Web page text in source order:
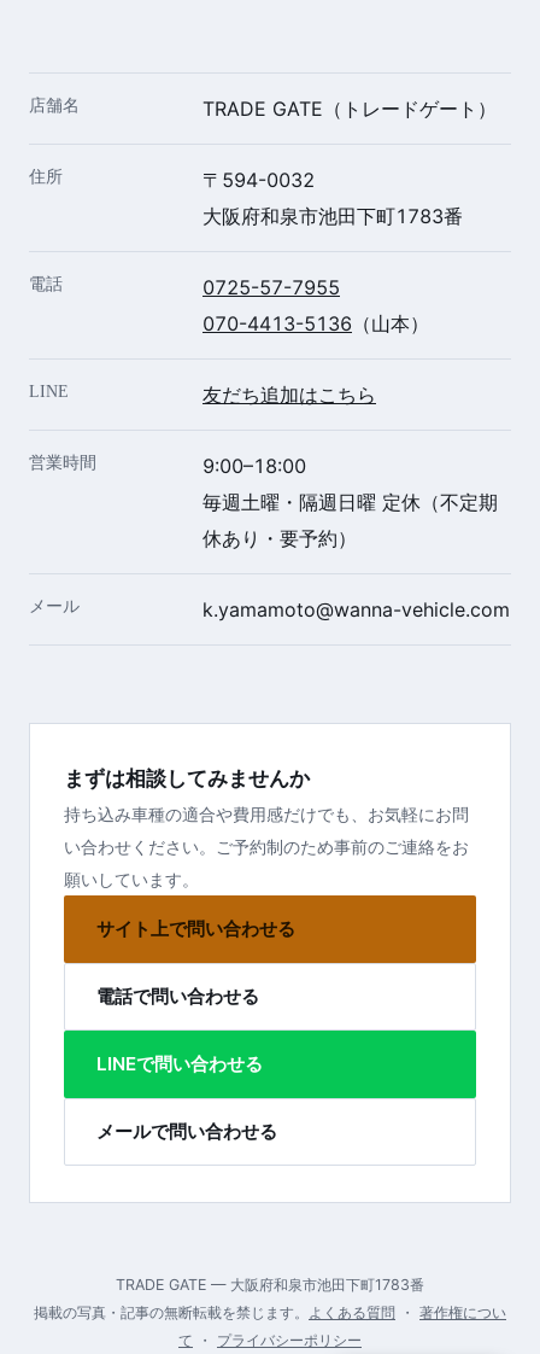
店舗名 TRADE GATE（トレードゲート）
住所
〒594-0032
大阪府和泉市池田下町1783番
電話
0725-57-7955
070-4413-5136 （山本）
LINE 友だち追加はこちら
営業時間
9:00–18:00
毎週土曜・隔週日曜 定休（不定期
休あり・要予約）
メール k.yamamoto@wanna-vehicle.com
まずは相談してみませんか
持ち込み車種の適合や費用感だけでも、お気軽にお問
い合わせください。ご予約制のため事前のご連絡をお
願いしています。
サイト上で問い合わせる
電話で問い合わせる
LINEで問い合わせる
メールで問い合わせる
TRADE GATE — 大阪府和泉市池田下町1783番
掲載の写真・記事の無断転載を禁じます。 よくある質問 ・ 著作権につい
て ・ プライバシーポリシー